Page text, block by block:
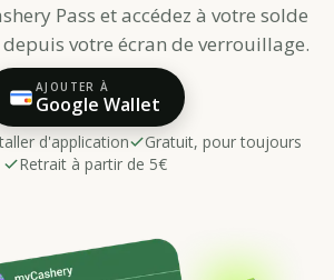
Pass et accédez à votre solde
votre écran de verrouillage.
AJOUTER À
Google Wallet
d'application
Gratuit, pour toujours
Retrait à partir de 5€